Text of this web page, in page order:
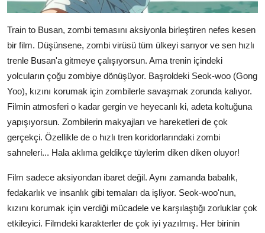
Train to Busan, zombi temasını aksiyonla birleştiren nefes kesen
bir film. Düşünsene, zombi virüsü tüm ülkeyi sarıyor ve sen hızlı
trenle Busan'a gitmeye çalışıyorsun. Ama trenin içindeki
yolcuların çoğu zombiye dönüşüyor. Başroldeki Seok-woo (Gong
Yoo), kızını korumak için zombilerle savaşmak zorunda kalıyor.
Filmin atmosferi o kadar gergin ve heyecanlı ki, adeta koltuğuna
yapışıyorsun. Zombilerin makyajları ve hareketleri de çok
gerçekçi. Özellikle de o hızlı tren koridorlarındaki zombi
sahneleri... Hala aklıma geldikçe tüylerim diken diken oluyor!
Film sadece aksiyondan ibaret değil. Aynı zamanda babalık,
fedakarlık ve insanlık gibi temaları da işliyor. Seok-woo'nun,
kızını korumak için verdiği mücadele ve karşılaştığı zorluklar çok
etkileyici. Filmdeki karakterler de çok iyi yazılmış. Her birinin